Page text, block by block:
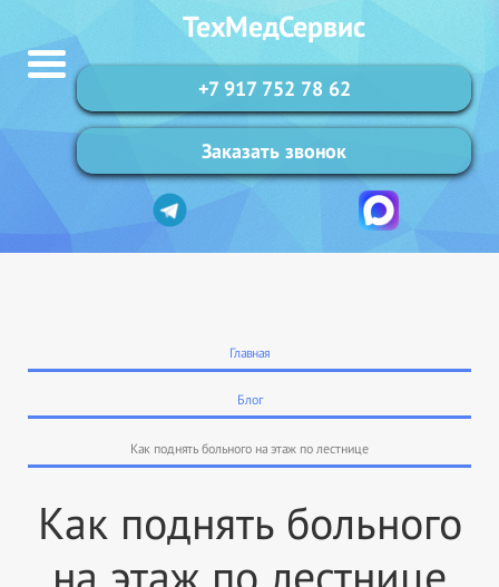
ТехМедСервис
+7 917 752 78 62
Заказать звонок
Главная
Блог
Как поднять больного на этаж по лестнице
Как поднять больного
на этаж по лестнице